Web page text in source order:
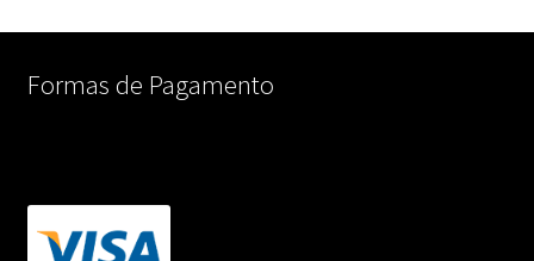
Formas de Pagamento